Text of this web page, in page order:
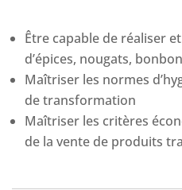
Être capable de réaliser
d’épices, nougats,
Maîtriser les normes
de transformation
Maîtriser les critères
de la vente de produits